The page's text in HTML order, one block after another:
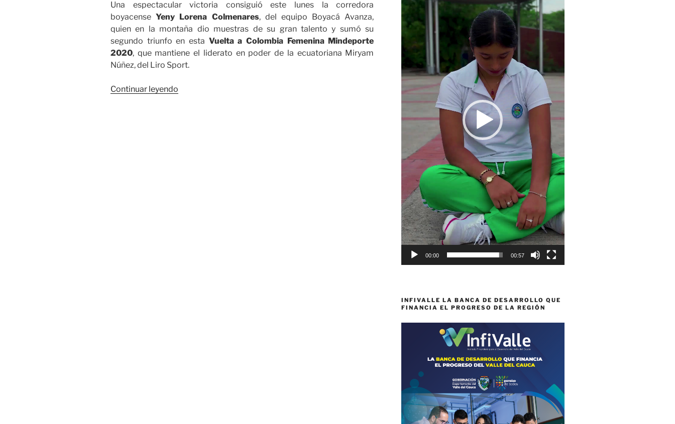
Una espectacular victoria consiguió este lunes la corredora
boyacenseYeny Lorena Colmenares, del equipo Boyacá Avanza,
quien en la montaña dio muestras de su gran talento y sumó su
segundo triunfo en esta Vuelta a Colombia Femenina Mindeporte
2020, que mantiene el liderato en poder de la ecuatoriana Miryam
Núñez, del Liro Sport.
Continuar leyendo
00:00 00:57
INFIVALLE LA BANCA DE DESARROLLO QUE
FINANCIA EL PROGRESO DE LA REGIÓN